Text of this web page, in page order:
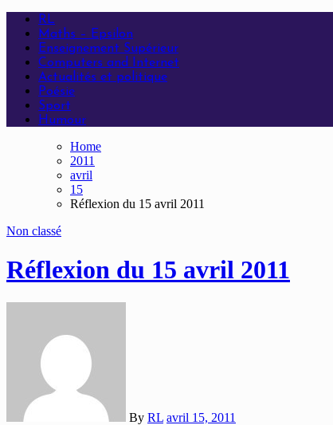
RL
Maths – Epsilon
Enseignement Supérieur
Computers and Internet
Actualités et politique
Poésie
Sport
Humour
Home
2011
avril
15
Réflexion du 15 avril 2011
Non classé
Réflexion du 15 avril 2011
By RL avril 15, 2011